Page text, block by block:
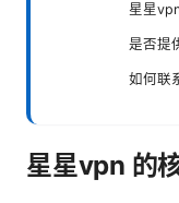
星星
是否提
如何联
星星vpn 的